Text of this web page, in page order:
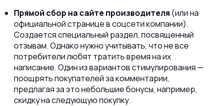
Прямой сбор на сайте производителя (или на
официальной странице в соцсети компании).
Создается специальный раздел, посвященный
отзывам. Однако нужно учитывать, что не все
потребители любят тратить время на их
написание. Один из вариантов стимулирования —
поощрять покупателей за комментарии,
предлагая за это небольшие бонусы, например,
скидку на следующую покупку.